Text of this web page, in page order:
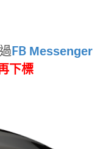
FB Messenger
下標